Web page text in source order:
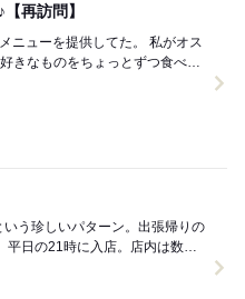
再訪問】
を提供してた。 私がオス
きなものをちょっとずつ食べら
う珍しいパターン。出張帰りの